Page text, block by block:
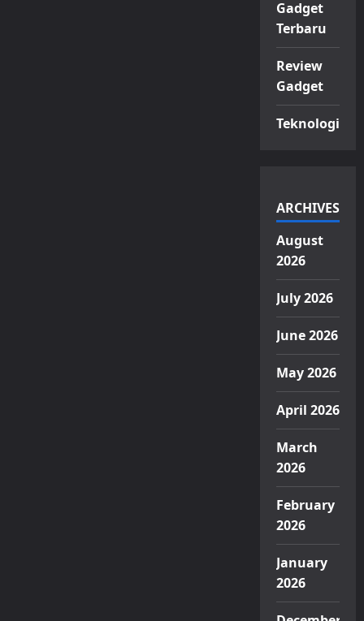
Gadget
Terbaru
Review
Gadget
Teknologi
ARCHIVES
August
2026
July 2026
June 2026
May 2026
April 2026
March
2026
February
2026
January
2026